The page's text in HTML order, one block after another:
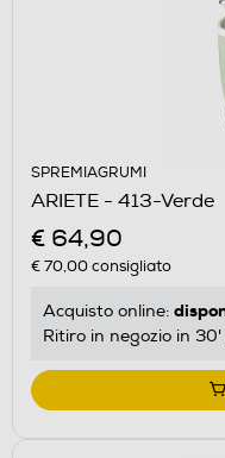
SPREMIAGRUMI
ARIETE - 413-Verde
€ 64,90
€ 70,00consigliato
Acquisto online:
Ritiro in negozio in